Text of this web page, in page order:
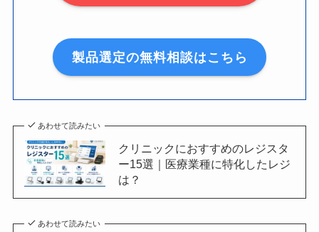
製品選定の無料相談はこちら
あわせて読みたい
クリニックにおすすめのレジスタ
ー15選｜医療業種に特化したレジ
は？
あわせて読みたい